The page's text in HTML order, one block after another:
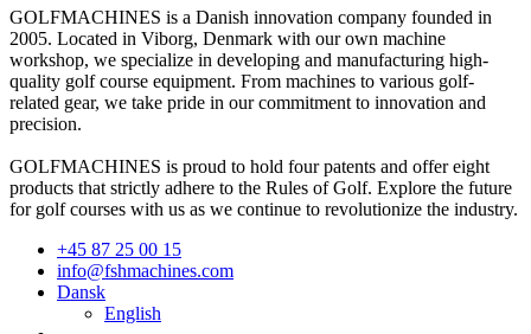
GOLFMACHINES is a Danish innovation company founded in
2005. Located in Viborg, Denmark with our own machine
workshop, we specialize in developing and manufacturing high-
quality golf course equipment. From machines to various golf-
related gear, we take pride in our commitment to innovation and
precision.
GOLFMACHINES is proud to hold four patents and offer eight
products that strictly adhere to the Rules of Golf. Explore the future
for golf courses with us as we continue to revolutionize the industry.
+45 87 25 00 15
info@fshmachines.com
Dansk
English